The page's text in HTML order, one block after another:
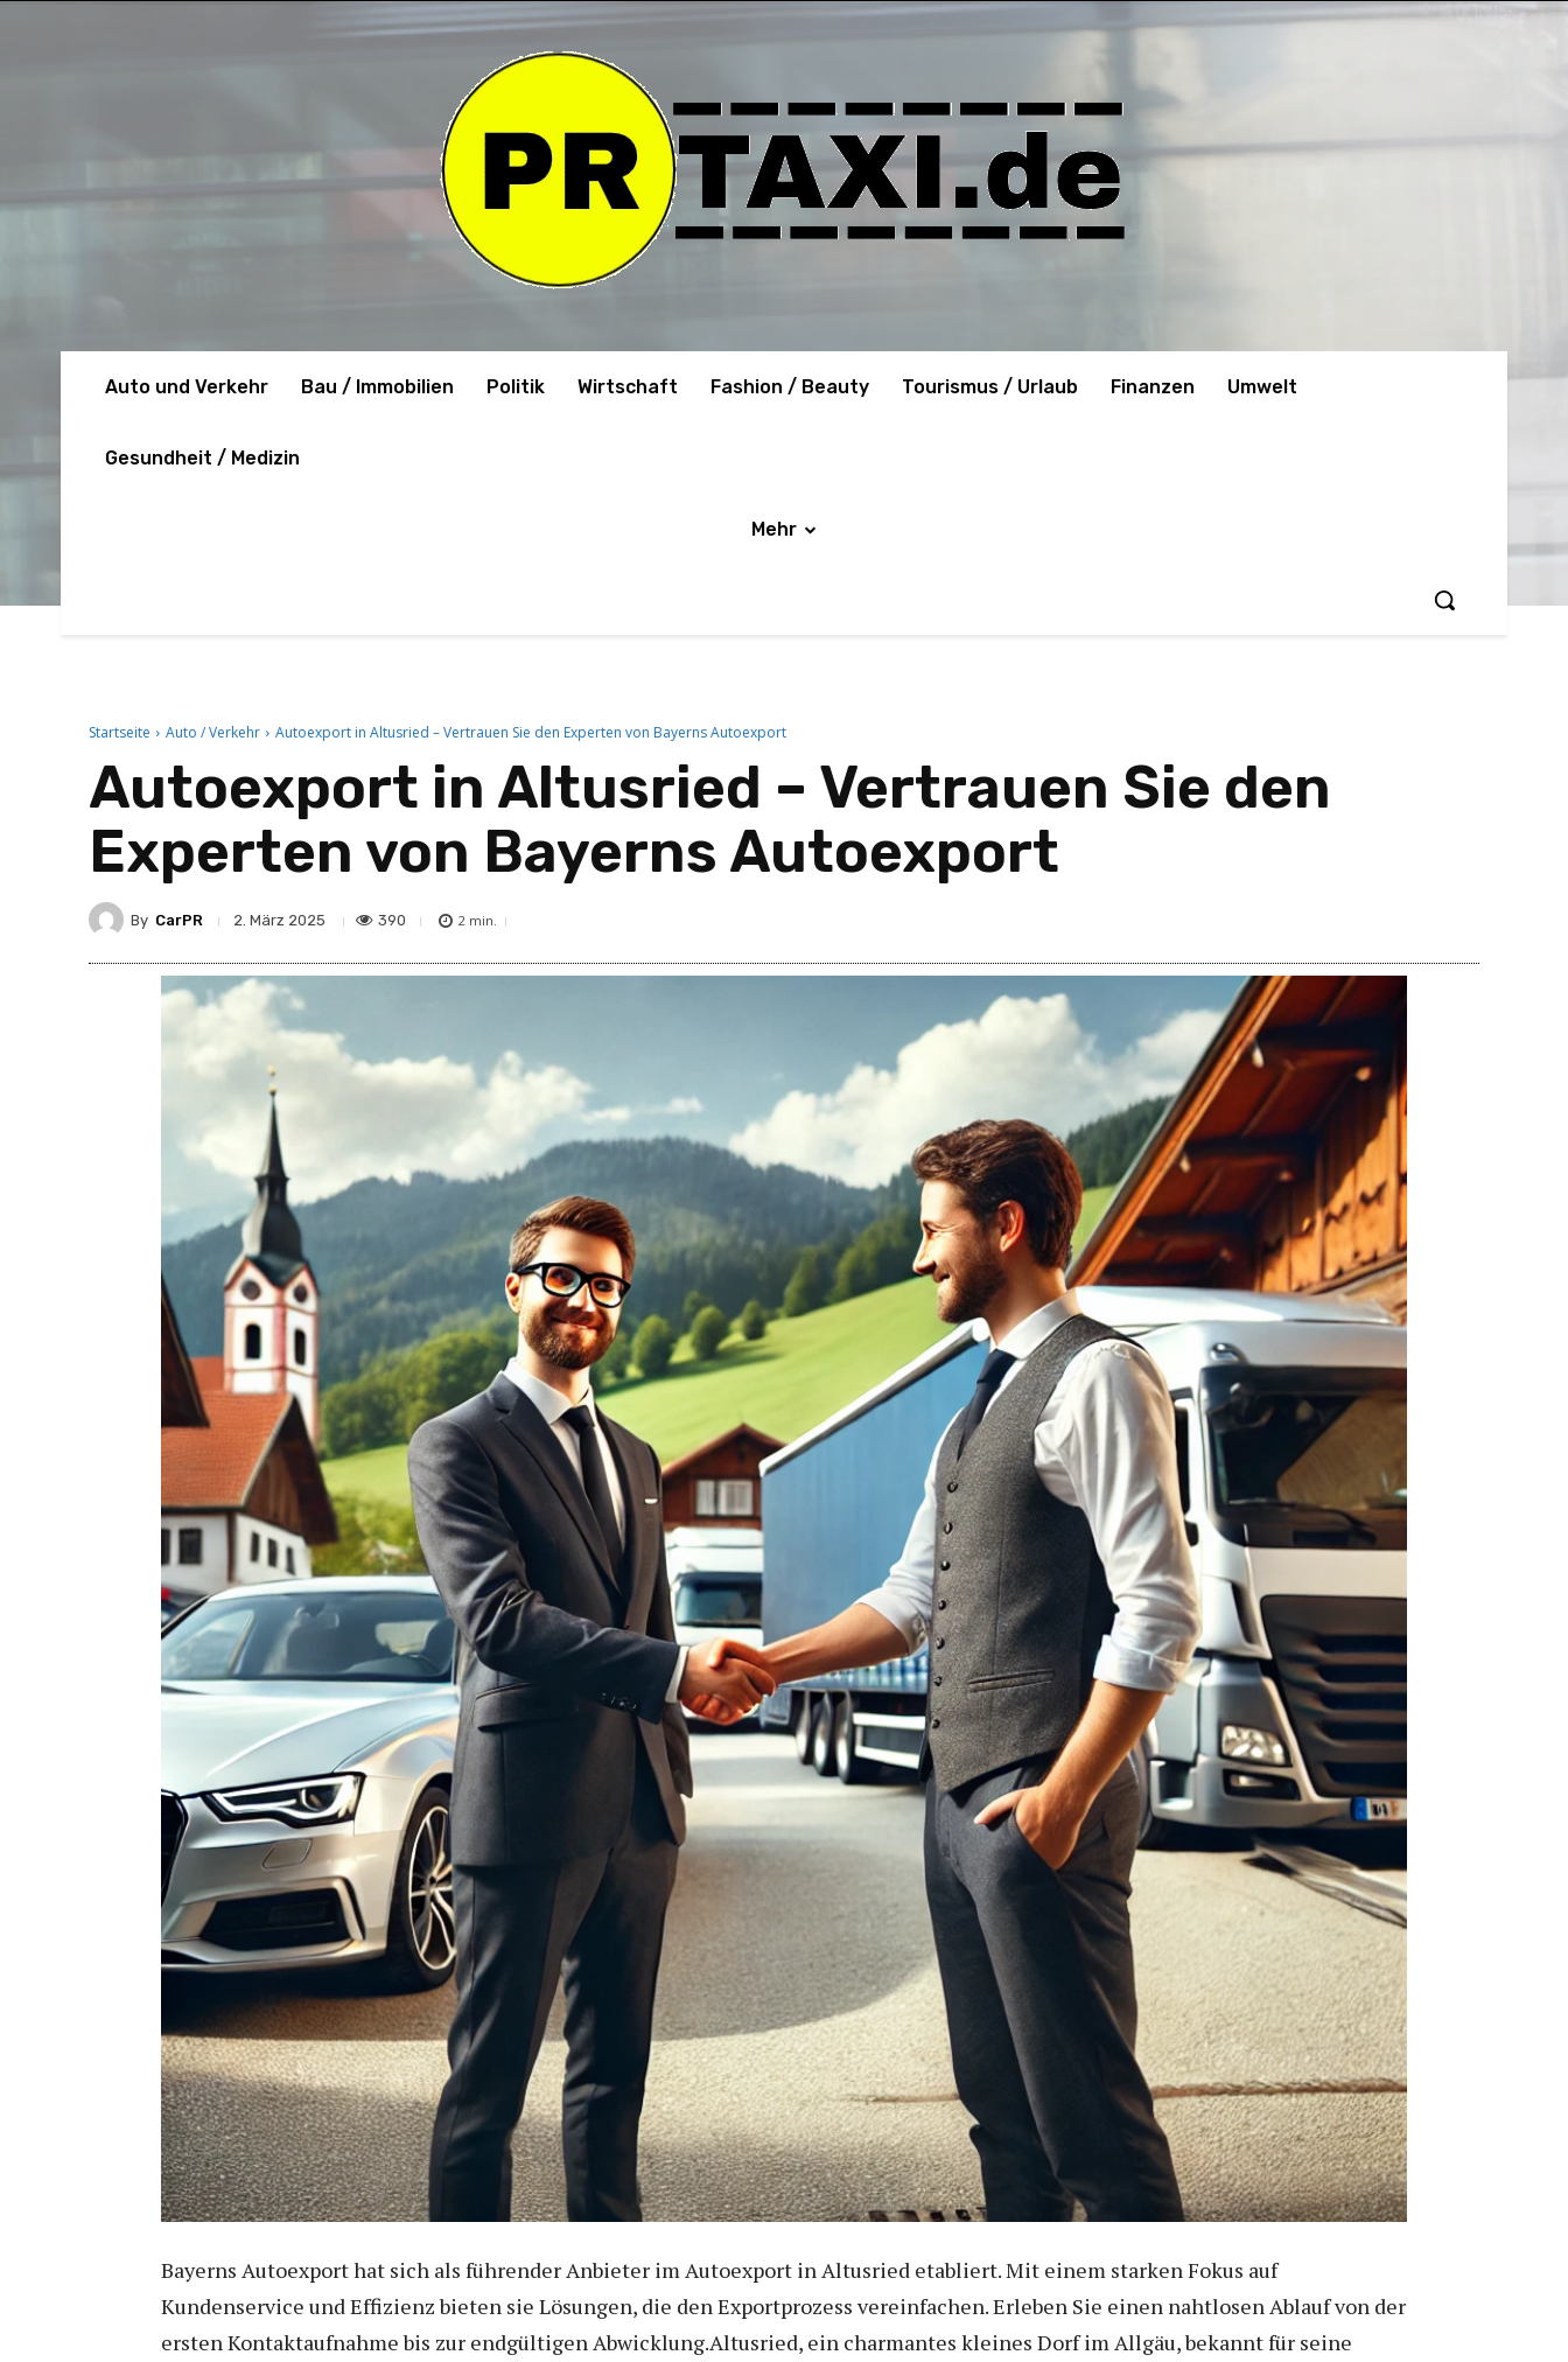
Auto und Verkehr Bau / Immobilien Politik Wirtschaft Fashion / Beauty Tourismus / Urlaub Finanzen Umwelt
Gesundheit / Medizin
Mehr
Startseite Auto / Verkehr Autoexport in Altusried – Vertrauen Sie den Experten von Bayerns Autoexport
Autoexport in Altusried – Vertrauen Sie den
Experten von Bayerns Autoexport
By CarPR 2. März 2025 390 2 min.
Bayerns Autoexport hat sich als führender Anbieter im Autoexport in Altusried etabliert. Mit einem starken Fokus auf
Kundenservice und Effizienz bieten sie Lösungen, die den Exportprozess vereinfachen. Erleben Sie einen nahtlosen Ablauf von der
ersten Kontaktaufnahme bis zur endgültigen Abwicklung.Altusried, ein charmantes kleines Dorf im Allgäu, bekannt für seine